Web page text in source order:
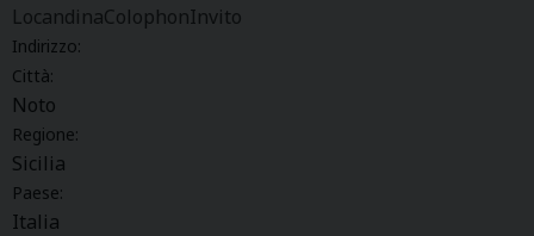
LocandinaColophonInvito
Indirizzo:
Città:
Noto
Regione:
Sicilia
Paese:
Italia